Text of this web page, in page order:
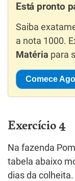
Está pronto
Saiba
a nota 1000.
Matéria para
Comece
Exercício 4
Na fazenda
tabela abaixo
dias da colheita.